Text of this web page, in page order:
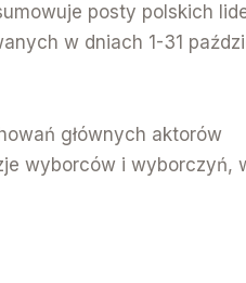
posty polskich
w dniach 1-31
głównych aktorów
wyborców i wyborczyń,